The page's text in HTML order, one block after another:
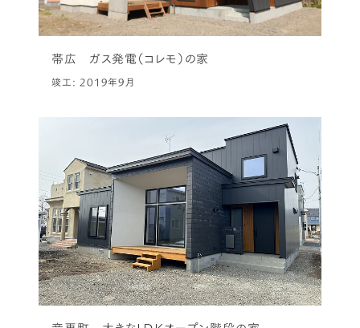
帯広 ガス発電（コレモ）の家
竣工: 2019年9月